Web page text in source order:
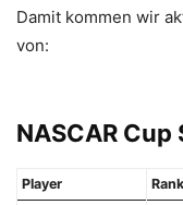
Damit kommen wir
von:
NASCAR
Player Rank